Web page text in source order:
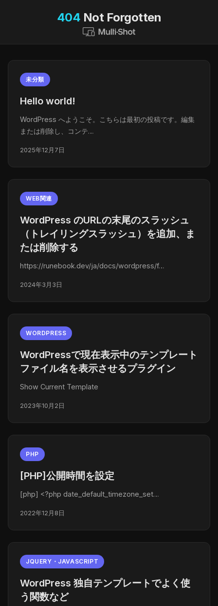
404 Not Forgotten
未分類
Hello world!
WordPress へようこそ。こちらは最初の投稿です。編集
または削除し、コンテ…
2025年12月7日
WEB関連
WordPress のURLの末尾のスラッシュ
（トレイリングスラッシュ）を追加、ま
たは削除する
https://runebook.dev/ja/docs/wordpress/f…
2024年3月3日
WORDPRESS
WordPressで現在表示中のテンプレート
ファイル名を表示させるプラグイン
Show Current Template
2023年10月2日
PHP
[PHP]公開時間を設定
[php] <?php date_default_timezone_set…
2022年12月8日
JQUERY・JAVASCRIPT
WordPress 独自テンプレートでよく使
う関数など